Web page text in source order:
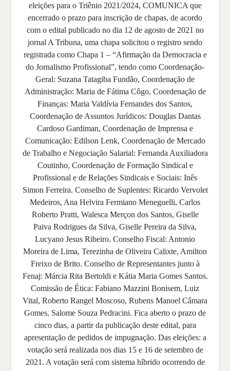
eleições para o Triênio 2021/2024, COMUNICA que
encerrado o prazo para inscrição de chapas, de acordo
com o edital publicado no dia 12 de agosto de 2021 no
jornal A Tribuna, uma chapa solicitou o registro sendo
registrada como Chapa 1 – “Afirmação da Democracia e
do Jornalismo Profissional”, tendo como Coordenação-
Geral: Suzana Tatagiba Fundão, Coordenação de
Administração: Maria de Fátima Côgo, Coordenação de
Finanças: Maria Valdívia Fernandes dos Santos,
Coordenação de Assuntos Jurídicos: Douglas Dantas
Cardoso Gardiman, Coordenação de Imprensa e
Comunicação: Edilson Lenk, Coordenação de Mercado
de Trabalho e Negociação Salarial: Fernanda Auxiliadora
Coutinho, Coordenação de Formação Sindical e
Profissional e de Relações Sindicais e Sociais: Inês
Simon Ferreira. Conselho de Suplentes: Ricardo Vervolet
Medeiros, Ana Helvira Fermiano Meneguelli, Carlos
Roberto Pratti, Walesca Merçon dos Santos, Giselle
Paiva Rodrigues da Silva, Giselle Pereira da Silva,
Lucyano Jesus Ribeiro. Conselho Fiscal: Antonio
Moreira de Lima, Terezinha de Oliveira Calixte, Amilton
Freixo de Brito. Conselho de Representantes junto à
Fenaj: Márcia Rita Bertoldi e Kátia Maria Gomes Santos.
Comissão de Ética: Fabiano Mazzini Bonisem, Luiz
Vital, Roberto Rangel Moscoso, Rubens Manoel Câmara
Gomes, Salome Souza Pedracini. Fica aberto o prazo de
cinco dias, a partir da publicação deste edital, para
apresentação de pedidos de impugnação. Das eleições: a
votação será realizada nos dias 15 e 16 de setembro de
2021. A votação será com sistema híbrido ocorrendo de